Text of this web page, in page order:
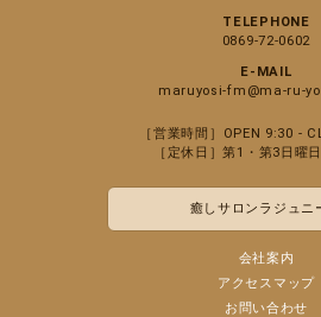
TELEPHONE
0869-72-0602
E-MAIL
maruyosi-fm@ma-ru-
［営業時間］OPEN 9:30 -
［定休日］第1・第3日曜日
癒しサロンラジュニ
会社案内
アクセスマップ
お問い合わせ